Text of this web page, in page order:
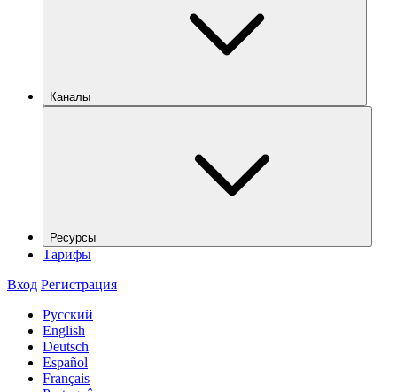
Каналы
Ресурсы
Тарифы
Вход Регистрация
Русский
English
Deutsch
Español
Français